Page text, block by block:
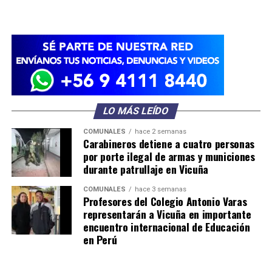
LO MÁS LEÍDO
COMUNALES hace 2 semanas
Carabineros detiene a cuatro personas
por porte ilegal de armas y municiones
durante patrullaje en Vicuña
COMUNALES hace 3 semanas
Profesores del Colegio Antonio Varas
representarán a Vicuña en importante
encuentro internacional de Educación
en Perú